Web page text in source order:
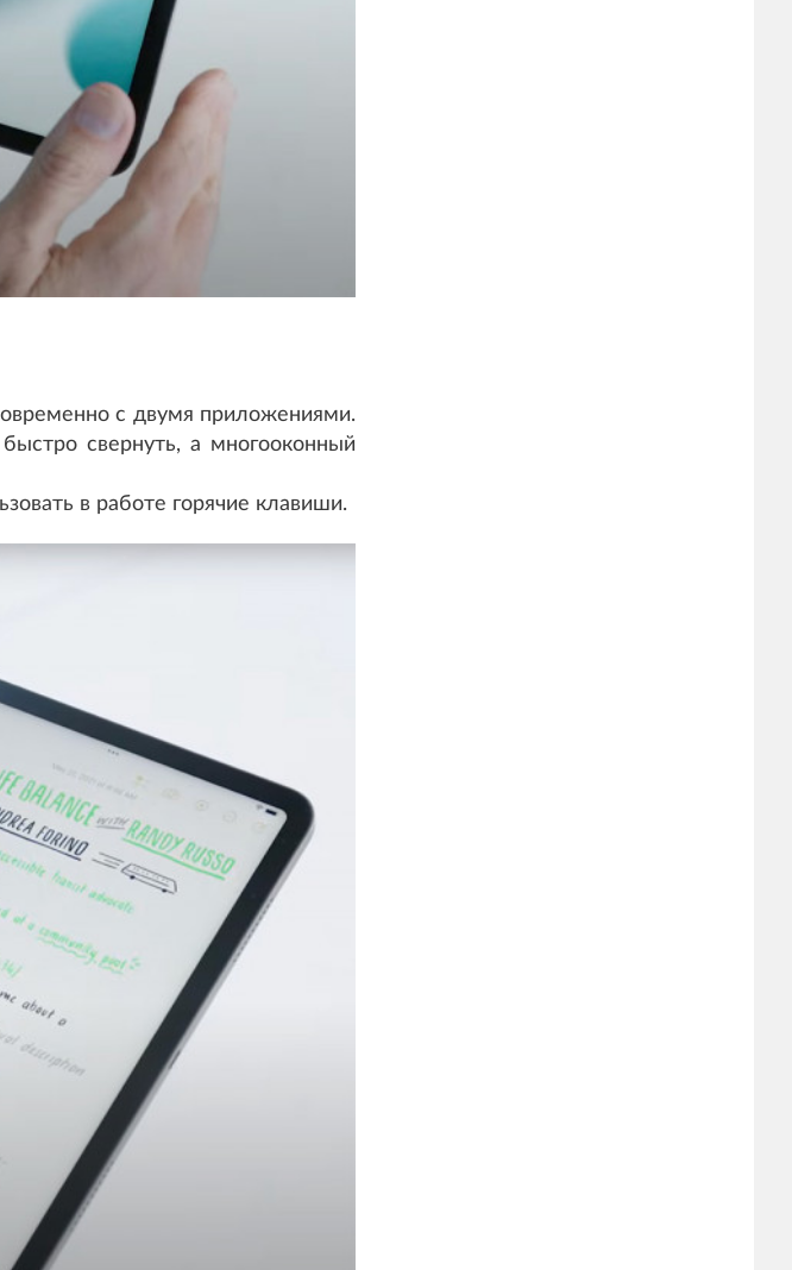
с двумя приложениями.
свернуть, а многооконный
в работе горячие клавиши.